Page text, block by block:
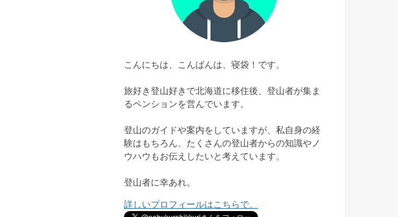
こんにちは、こんばんは、寝袋！です。
旅好き登山好きで北海道に移住後、登山者が集ま
るペンションを営んでいます。
登山のガイドや案内をしていますが、私自身の経
験はもちろん、たくさんの登山者からの知識やノ
ウハウもお伝えしたいと考えています。
登山者に幸あれ。
詳しいプロフィールはこちらで。